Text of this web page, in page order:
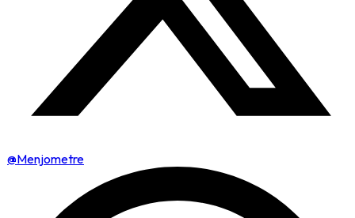
@Menjometre